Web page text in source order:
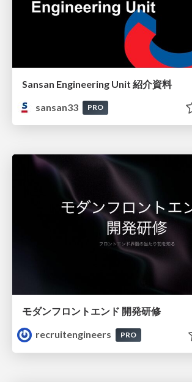
Sansan Engineering Unit 紹介資料
sansan33
PRO
モダンフロントエンド 開発研修
recruitengineers
PRO